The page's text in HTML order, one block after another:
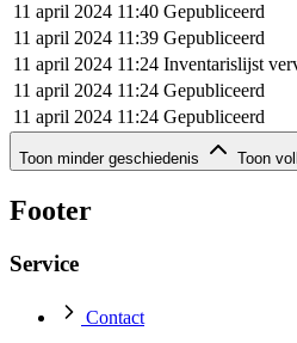
11 april 2024 11:40 Gepubliceerd
11 april 2024 11:39 Gepubliceerd
11 april 2024 11:24 Inventarislijst
11 april 2024 11:24 Gepubliceerd
11 april 2024 11:24 Gepubliceerd
Geschiedenis (rij 6 - 7)
Datum
Actie
11 april 2024 10:48
Toon minder geschiedenis Toon
Footer
Service
Contact